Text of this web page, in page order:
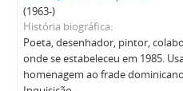
(1963-)
História biográfica
Poeta, desenhador, pintor,
onde se estabeleceu em 1985.
homenagem ao frade